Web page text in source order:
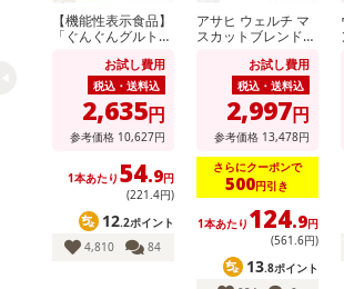
また、[新たな加工食品の原料原産地表示制度]
了により、商品詳細内に記載の原産国・原材料
合がございます。
あらかじめご了承いただいた上でお申込みくだ
によるお申込み後のキャンセル・返品交換は対
【お支払いについて】
※送料はお試し費用に含まれております。
※d払い、PayPay、au PAY、au PAY（auかん
ンクまとめて支払い、楽天ペイ、メルペイ、
Payでお支払いの場合、決済のため外部サイト
【機能性表示食品】
「ぐんぐんグルトα
お試し費用
税込・送料込
2,635円
参考価格 10,627円
1本あたり 54.9円
(221 .4円)
12.2ポイント
4,810
84
アサヒ ウェルチ マ
スカットブレンド10
ーチ100 800gお試し費用
税込・送料込
2,997円
参考価格 13,478円
さらにクーポンで
500円引き
1本あたり 124.9円
(561.6円)
13.8ポイント